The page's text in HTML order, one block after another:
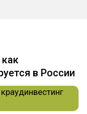
в России